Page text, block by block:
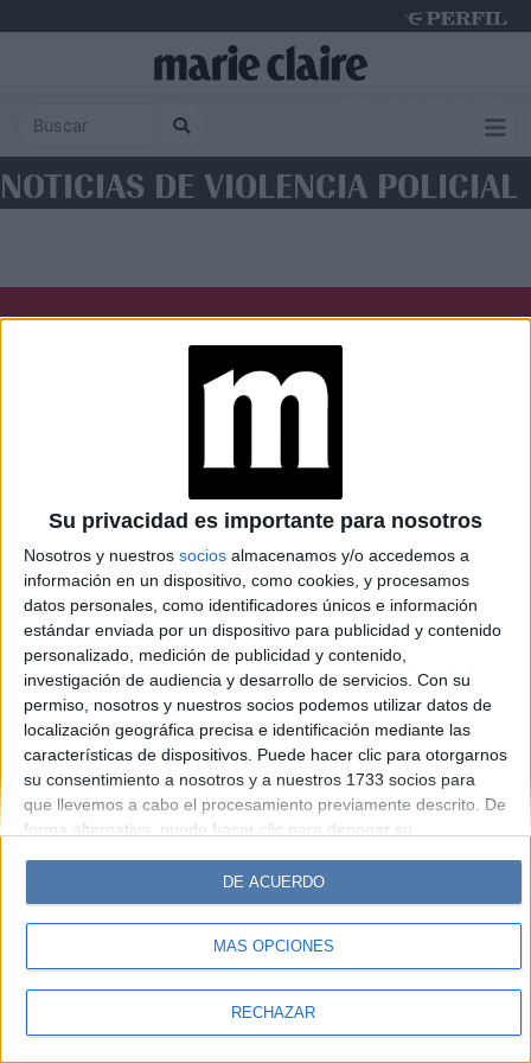
Su privacidad es importante para nosotros
Nosotros y nuestros socios almacenamos y/o accedemos a
información en un dispositivo, como cookies, y procesamos
datos personales, como identificadores únicos e información
estándar enviada por un dispositivo para publicidad y contenido
personalizado, medición de publicidad y contenido,
investigación de audiencia y desarrollo de servicios. Con su
permiso, nosotros y nuestros socios podemos utilizar datos de
localización geográfica precisa e identificación mediante las
características de dispositivos. Puede hacer clic para otorgarnos
su consentimiento a nosotros y a nuestros 1733 socios para
que llevemos a cabo el procesamiento previamente descrito. De
forma alternativa, puede hacer clic para denegar su
cambiar sus preferencias antes de otorgar su consentimiento.
Tenga en cuenta que algún procesamiento de sus datos
personales puede no requerir de su consentimiento, pero usted
tiene el derecho de rechazar tal procesamiento. Sus
sus preferencias o retirar su consentimiento en cualquier
MÁS OPCIONES
RECHAZAR
DE ACUERDO
NOTICIAS DE VIOLENCIA POLICIAL
Caras Noticias
Weekend Parabrisas
Look
Luz Mía Lunateen Break BATimes
© Perfil.com 2006-2019 - Todos los derechos reservados
Registro de Propiedad Intelectual: Nro. 5346433